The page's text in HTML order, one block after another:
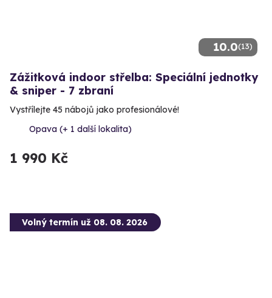
10.0(13)
Zážitková indoor střelba: Speciální jednotky
& sniper - 7 zbraní
Vystřílejte 45 nábojů jako profesionálové!
Opava (+ 1 další lokalita)
1 990 Kč
Volný termín už 08. 08. 2026